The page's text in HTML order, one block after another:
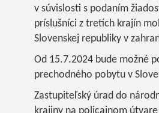
v súvislosti s podaním
príslušníci z tretích krajín
Slovenskej republiky v
Od 15.7.2024 bude možné
prechodného pobytu v
Zastupiteľský úrad do